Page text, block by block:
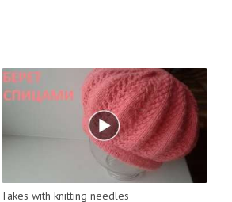
Takes with knitting needles